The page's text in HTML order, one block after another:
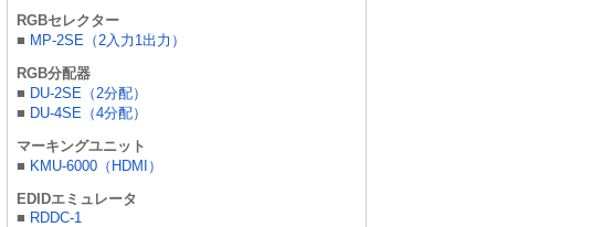
RGBセレクター
■ MP-2SE（2入力1出力）
RGB分配器
■ DU-2SE（2分配）
■ DU-4SE（4分配）
マーキングユニット
■ KMU-6000（HDMI）
EDIDエミュレータ
■ RDDC-1